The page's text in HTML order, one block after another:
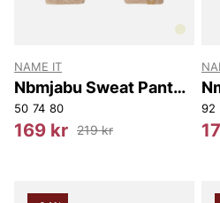
NAME IT
Nbmjabu Sweat Pant
Unb
50 74 80
169 kr 219 kr
92